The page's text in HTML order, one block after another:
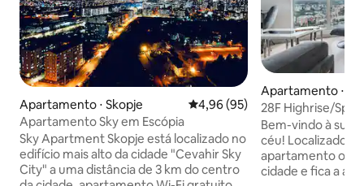
Apartamento ⋅ Skopje 4,96 de uma avaliação média
4,96 (95)
Apartamento Sky em Escópia
Sky Apartment Skopje está localizado no
edifício mais alto da cidade "Cevahir Sky
City" a uma distância de 3 km do centro
Apartamento ⋅
28F Highrise/
grátis/Academia
Bem-vindo à sua
céu! Localizado
apartamento
cidade e fica a